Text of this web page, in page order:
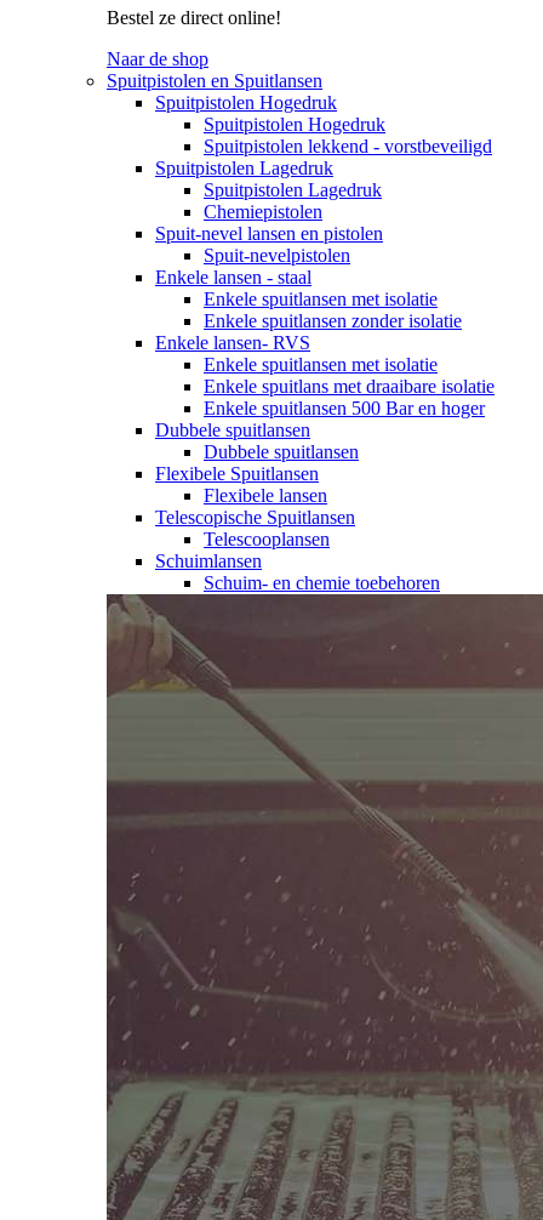
Bestel ze direct online!
Naar de shop
Spuitpistolen en Spuitlansen
Spuitpistolen Hogedruk
Spuitpistolen Hogedruk
Spuitpistolen lekkend - vorstbeveiligd
Spuitpistolen Lagedruk
Spuitpistolen Lagedruk
Chemiepistolen
Spuit-nevel lansen en pistolen
Spuit-nevelpistolen
Enkele lansen - staal
Enkele spuitlansen met isolatie
Enkele spuitlansen zonder isolatie
Enkele lansen- RVS
Enkele spuitlansen met isolatie
Enkele spuitlans met draaibare isolatie
Enkele spuitlansen 500 Bar en hoger
Dubbele spuitlansen
Dubbele spuitlansen
Flexibele Spuitlansen
Flexibele lansen
Telescopische Spuitlansen
Telescooplansen
Schuimlansen
Schuim- en chemie toebehoren